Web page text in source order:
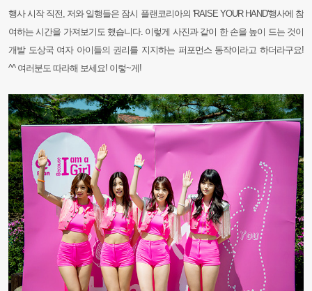
행사 시작 직전, 저와 일행들은 잠시 플랜코리아의 'RAISE YOUR HAND'행사에 참
여하는 시간을 가져보기도 했습니다. 이렇게 사진과 같이 한 손을 높이 드는 것이
개발 도상국 여자 아이들의 권리를 지지하는 퍼포먼스 동작이라고 하더라구요!
^^ 여러분도 따라해 보세요! 이렇~게!